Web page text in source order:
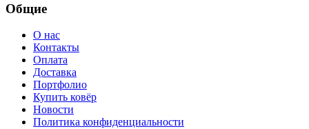
Общие
О нас
Контакты
Оплата
Доставка
Портфолио
Купить ковёр
Новости
Политика конфиденциальности